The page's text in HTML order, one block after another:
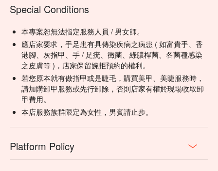
Special Conditions
本專案恕無法指定服務人員 / 男女師。
應店家要求，手足患有具傳染疾病之病患 ( 如富貴手、香
港腳、灰指甲、手 / 足疣、黴菌、綠膿桿菌、各菌種感染
之皮膚等 )，店家保留婉拒預約的權利。
若您原本就有做指甲或是睫毛，購買美甲、美睫服務時，
請加購卸甲服務或先行卸除，否則店家有權於現場收取卸
甲費用。
本店服務族群限定為女性，男賓請止步。
Platform Policy